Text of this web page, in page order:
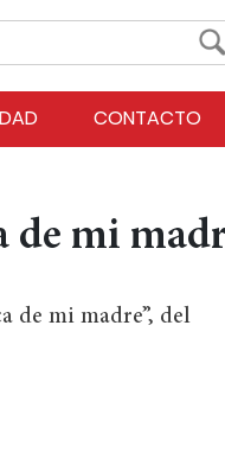
CONTACTO
de mi
de mi madre”, del